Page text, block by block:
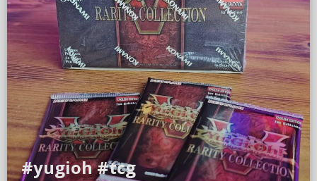
#yugioh #tcg